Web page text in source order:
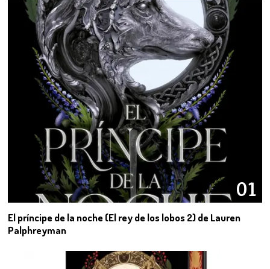
01
El príncipe de la noche (El rey de los lobos 2) de Lauren
Palphreyman